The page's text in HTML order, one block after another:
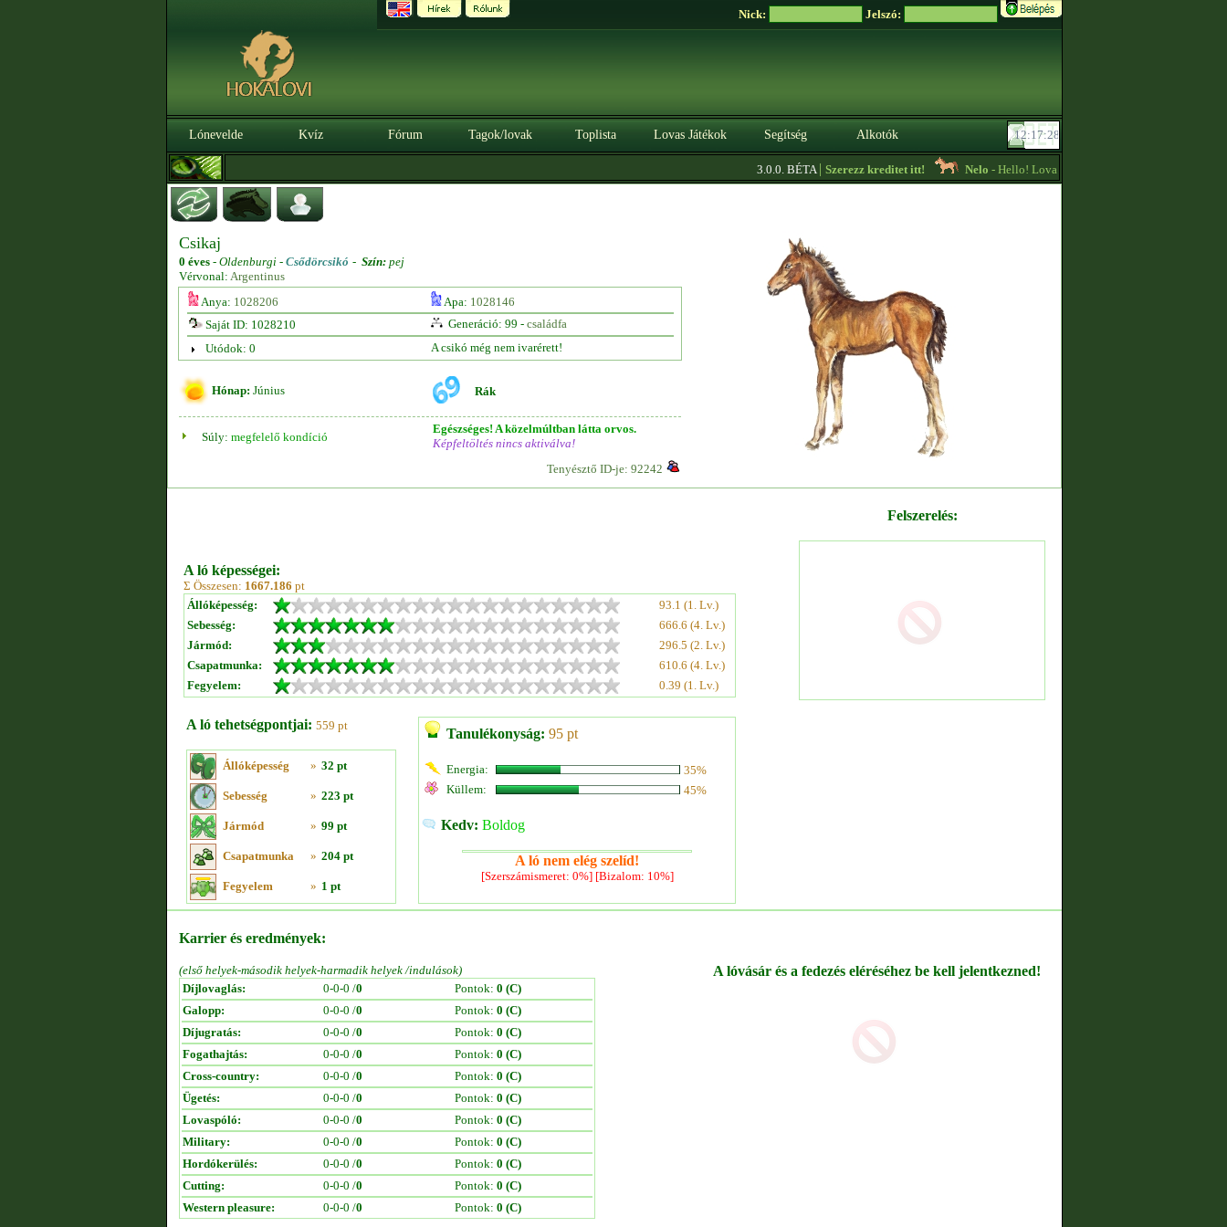
Nick: Jelszó:
Lónevelde Kvíz Fórum Tagok/lovak Toplista Lovas Játékok Segítség Alkotók
3.0.0. BÉTA|Szerezz kreditet itt! Nelo- Hello! Lovaimat eladnám az "Alaplovak 0 pt"
Csikaj
0 éves - Oldenburgi - Csődörcsikó - Szín: pej
Vérvonal: Argentinus
Anya: 1028206 Apa: 1028146
Saját ID: 1028210
Generáció: 99 - családfa
Utódok: 0
A csikó még nem ivarérett!
Hónap: Június Rák
Súly: megfelelő kondíció
Egészséges! A közelmúltban látta orvos.
Képfeltöltés nincs aktiválva!
Tenyésztő ID-je: 92242
A ló képességei:
Σ Összesen: 1667.186 pt
Állóképesség:
93.1 (1. Lv.)
Sebesség:
666.6 (4. Lv.)
Jármód:
296.5 (2. Lv.)
Csapatmunka:
610.6 (4. Lv.)
Fegyelem:
0.39 (1. Lv.)
A ló tehetségpontjai: 559 pt
Állóképesség » 32 pt
Sebesség » 223 pt
Jármód » 99 pt
Csapatmunka » 204 pt
Fegyelem » 1 pt
Tanulékonyság: 95 pt
Energia:
35%
Küllem:
45%
Kedv: Boldog
A ló nem elég szelíd!
[Szerszámismeret: 0%] [Bizalom: 10%]
Felszerelés:
Karrier és eredmények:
(első helyek-második helyek-harmadik helyek /indulások)
Díjlovaglás:
0-0-0 /0 Pontok: 0 (C)
Galopp:
0-0-0 /0 Pontok: 0 (C)
Díjugratás:
0-0-0 /0 Pontok: 0 (C)
Fogathajtás:
0-0-0 /0 Pontok: 0 (C)
Cross-country:
0-0-0 /0 Pontok: 0 (C)
Ügetés:
0-0-0 /0 Pontok: 0 (C)
Lovaspóló:
0-0-0 /0 Pontok: 0 (C)
Military:
0-0-0 /0 Pontok: 0 (C)
Hordókerülés:
0-0-0 /0 Pontok: 0 (C)
Cutting:
0-0-0 /0 Pontok: 0 (C)
Western pleasure:
0-0-0 /0 Pontok: 0 (C)
A lóvásár és a fedezés eléréséhez be kell jelentkezned!